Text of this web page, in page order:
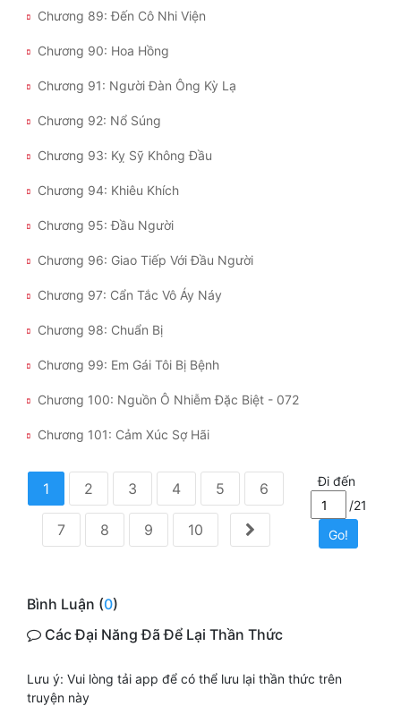
Chương 89: Đến Cô Nhi Viện
Chương 90: Hoa Hồng
Chương 91: Người Đàn Ông Kỳ Lạ
Chương 92: Nổ Súng
Chương 93: Kỵ Sỹ Không Đầu
Chương 94: Khiêu Khích
Chương 95: Đầu Người
Chương 96: Giao Tiếp Với Đầu Người
Chương 97: Cẩn Tắc Vô Áy Náy
Chương 98: Chuẩn Bị
Chương 99: Em Gái Tôi Bị Bệnh
Chương 100: Nguồn Ô Nhiễm Đặc Biệt - 072
Chương 101: Cảm Xúc Sợ Hãi
1 2 3 4 5 6
7 8 9 10
Đi đến
/21
Go!
Bình Luận (0)
Các Đại Năng Đã Để Lại Thần Thức
Lưu ý: Vui lòng tải app để có thể lưu lại thần thức trên
truyện này